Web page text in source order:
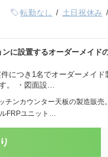
転勤なし 土日祝休み
に設置するオーダーメイド
につき1名でオーダーメイド
。 ・図面設…
チンカウンター天板の製造販売
FRPユニット…